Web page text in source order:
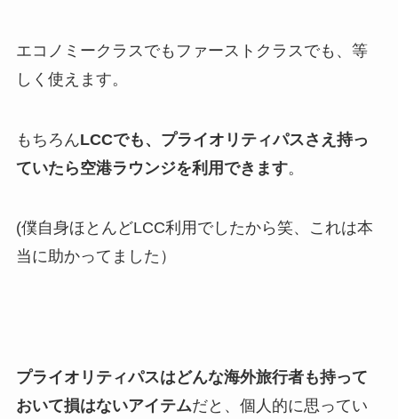
エコノミークラスでもファーストクラスでも、等
しく使えます。
もちろんLCCでも、プライオリティパスさえ持っ
ていたら空港ラウンジを利用できます。
(僕自身ほとんどLCC利用でしたから笑、これは本
当に助かってました）
プライオリティパスはどんな海外旅行者も持って
おいて損はないアイテムだと、個人的に思ってい